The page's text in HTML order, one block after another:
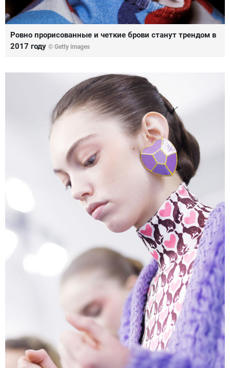
Ровно прорисованные и четкие брови станут трендом в
2017 году © Getty images